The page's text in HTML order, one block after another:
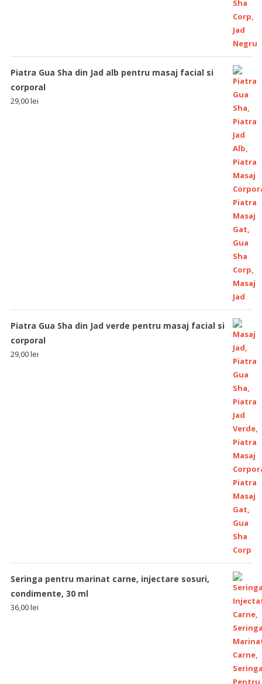
Piatra Gua Sha din Jad alb pentru masaj facial si
corporal
29,00lei
Piatra Gua Sha din Jad verde pentru masaj facial si
corporal
29,00lei
Seringa pentru marinat carne, injectare sosuri,
condimente, 30 ml
36,00lei